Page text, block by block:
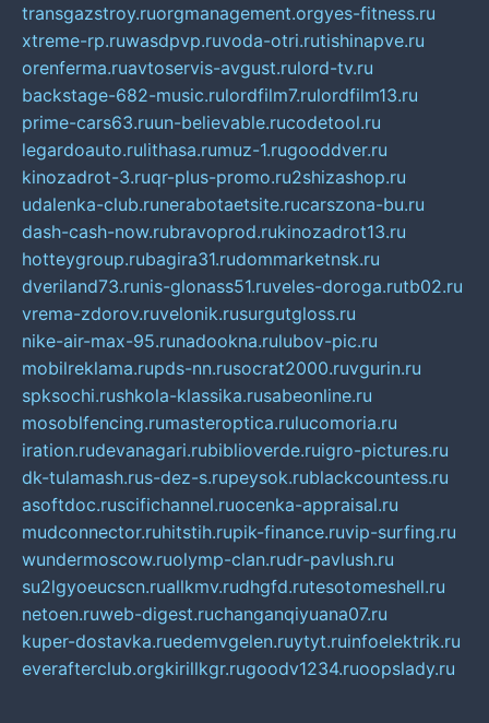
transgazstroy.ruorgmanagement.orgyes-fitness.ru
xtreme-rp.ruwasdpvp.ruvoda-otri.rutishinapve.ru
orenferma.ruavtoservis-avgust.rulord-tv.ru
backstage-682-music.rulordfilm7.rulordfilm13.ru
prime-cars63.ruun-believable.rucodetool.ru
legardoauto.rulithasa.rumuz-1.rugooddver.ru
kinozadrot-3.ruqr-plus-promo.ru2shizashop.ru
udalenka-club.runerabotaetsite.rucarszona-bu.ru
dash-cash-now.rubravoprod.rukinozadrot13.ru
hotteygroup.rubagira31.rudommarketnsk.ru
dveriland73.runis-glonass51.ruveles-doroga.rutb02.ru
vrema-zdorov.ruvelonik.rusurgutgloss.ru
nike-air-max-95.runadookna.rulubov-pic.ru
mobilreklama.rupds-nn.rusocrat2000.ruvgurin.ru
spksochi.rushkola-klassika.rusabeonline.ru
mosoblfencing.rumasteroptica.rulucomoria.ru
iration.rudevanagari.rubiblioverde.ruigro-pictures.ru
dk-tulamash.rus-dez-s.rupeysok.rublackcountess.ru
asoftdoc.ruscifichannel.ruocenka-appraisal.ru
mudconnector.ruhitstih.rupik-finance.ruvip-surfing.ru
wundermoscow.ruolymp-clan.rudr-pavlush.ru
su2lgyoeucscn.ruallkmv.rudhgfd.rutesotomeshell.ru
netoen.ruweb-digest.ruchanganqiyuana07.ru
kuper-dostavka.ruedemvgelen.ruytyt.ruinfoelektrik.ru
everafterclub.orgkirillkgr.rugoodv1234.ruoopslady.ru